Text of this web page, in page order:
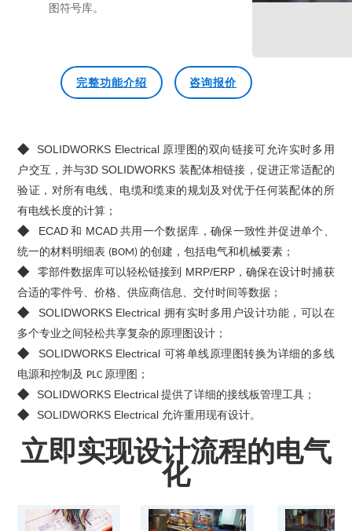
图符号库。
完整功能介绍 咨询报价
◆ SOLIDWORKS Electrical 原理图的双向链接可允许实时多用
户交互，并与3D SOLIDWORKS 装配体相链接，促进正常适配的
验证，对所有电线、电缆和缆束的规划及对优于任何装配体的所
有电线长度的计算；
◆ ECAD 和 MCAD 共用一个数据库，确保一致性并促进单个、
统一的材料明细表 (BOM) 的创建，包括电气和机械要素；
◆ 零部件数据库可以轻松链接到 MRP/ERP，确保在设计时捕获
合适的零件号、价格、供应商信息、交付时间等数据；
◆ SOLIDWORKS Electrical 拥有实时多用户设计功能，可以在
多个专业之间轻松共享复杂的原理图设计；
◆ SOLIDWORKS Electrical 可将单线原理图转换为详细的多线
电源和控制及 PLC 原理图；
◆SOLIDWORKS Electrical 提供了详细的接线板管理工具；
◆SOLIDWORKS Electrical 允许重用现有设计。
立即实现设计流程的电气
化